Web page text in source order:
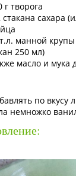
г творога
стакана сахара
манной крупы
250 мл)
масло и мука
по вкусу
немножко